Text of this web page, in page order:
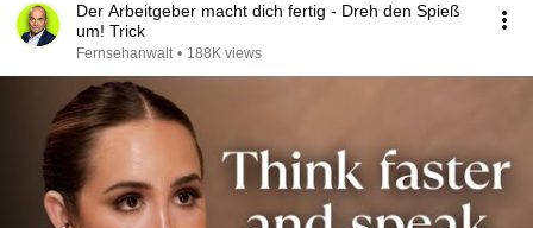
Der Arbeitgeber macht dich fertig - Dreh den Spieß
um! Trick
Fernsehanwalt • 188K views